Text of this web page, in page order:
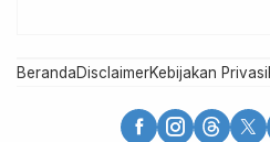
BerandaDisclaimerKebijakan Privasi